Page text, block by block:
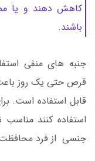
کاهش دهند و یا
باشند.
جنبه های منفی
قرص حتی یک روز
قابل استفاده است.
استفاده کنند
جنسی از فرد